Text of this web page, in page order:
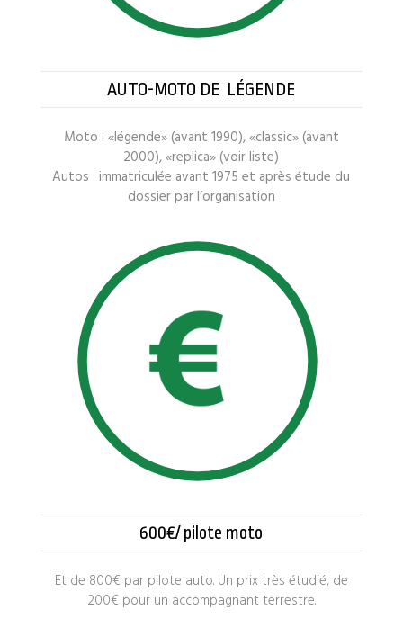
AUTO-MOTO DE LÉGENDE
Moto : «légende» (avant 1990),«classic» (avant
2000),«replica» (voir liste)
Autos :immatriculée avant 1975 et après étude du
dossier par l’organisation
600€/ pilote moto
Et de 800€ par pilote auto. Un prix très étudié, de
200€ pour un accompagnant terrestre.